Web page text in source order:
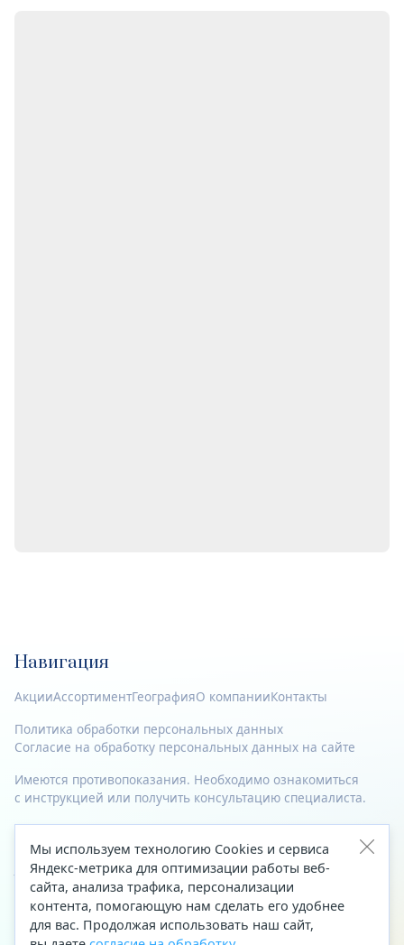
Навигация
АкцииАссортиментГеографияО компанииКонтакты
Политика обработки персональных данных
Согласие на обработку персональных данных на сайте
Имеются противопоказания. Необходимо ознакомиться
с инструкцией или получить консультацию специалиста.
© 2023—2026 Все права защищены.
Адрес
Архангельск, ул. Папанина, д. 19 (вход в здание со стороны
автоцентра «Тойота»)
Мы используем технологию Cookies и сервиса
Яндекс-метрика для оптимизации работы веб-
сайта, анализа трафика, персонализации
контента, помогающую нам сделать его удобнее
для вас. Продолжая использовать наш сайт,